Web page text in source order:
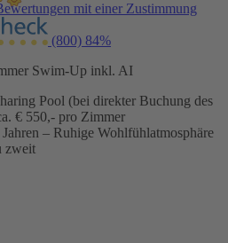
mit einer Zustimmung
(800) 84%
Swim-Up inkl. AI
Pool (bei direkter Buchung des
€ 550,- pro Zimmer
– Ruhige Wohlfühlatmosphäre
zweit